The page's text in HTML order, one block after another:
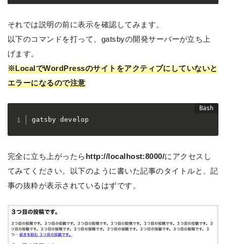
それでは説明の前に表示を確認してみます。
以下のコマンドを打って、gatsbyの開発サーバーが立ち上
げます。
※LocalでWordPressのサイトをアクティブにしていないと
エラーになるので注意
gatsby develop
完全に立ち上がったらhttp://localhost:8000/にアクセスし
てみてください。以下のように書いた記事のタイトルと、記
事の抜粋が表示されているはずです。